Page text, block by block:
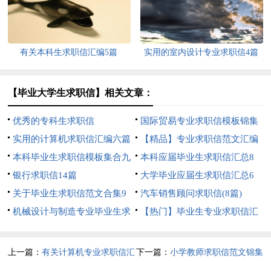
有关本科生求职信汇编5篇 实用的室内设计专业求职信4篇
【毕业大学生求职信】相关文章：
优秀的专科生求职信
国际贸易专业求职信模板锦集
8篇
实用的计算机求职信汇编六篇
【精品】专业求职信范文汇编
六篇
本科毕业生求职信模板集合九
篇
本科应届毕业生求职信汇总8
篇
银行求职信14篇
大学毕业应届生求职信汇总6
篇
关于毕业生求职信范文合集9
篇
汽车销售顾问求职信(8篇)
机械设计与制造专业毕业生求
【热门】毕业生专业求职信汇
上一篇：有关计算机专业求职信汇 下一篇： 小学教师求职信范文锦集